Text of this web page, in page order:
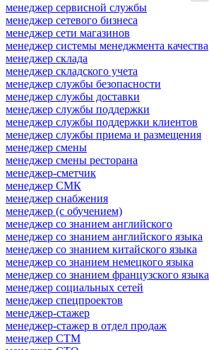
менеджер сервисной службы
менеджер сетевого бизнеса
менеджер сети магазинов
менеджер системы менеджмента качества
менеджер склада
менеджер складского учета
менеджер службы безопасности
менеджер службы доставки
менеджер службы поддержки
менеджер службы поддержки клиентов
менеджер службы приема и размещения
менеджер смены
менеджер смены ресторана
менеджер-сметчик
менеджер СМК
менеджер снабжения
менеджер (с обучением)
менеджер со знанием английского
менеджер со знанием английского языка
менеджер со знанием китайского языка
менеджер со знанием немецкого языка
менеджер со знанием французского языка
менеджер социальных сетей
менеджер спецпроектов
менеджер-стажер
менеджер-стажер в отдел продаж
менеджер СТМ